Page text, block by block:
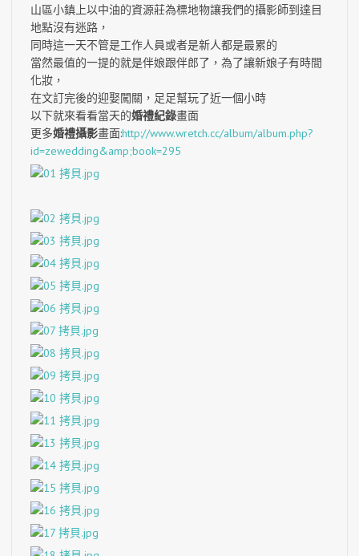
山區小鎮上以中油的資源莊為標地物讓我們的攝影師到達目
地點沒有迷路，
同時這一天不管是工作人員或者是新人都是最累的
當然最值的一提的就是伴娘跟伴郎了，為了讓新娘子有時間
化妝，
在文訂完後的迎娶闖關，足足幫玩了近一個小時
以下就來看看當天的婚禮紀錄畫面
更多婚禮攝影畫面:http://www.wretch.cc/album/album.php?
id=zewedding&amp;book=295